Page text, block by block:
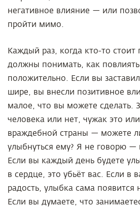
негативное влияние — или
пройти мимо.
Каждый раз, когда кто-то
должны понимать, как
положительно. Если вы
шире, вы внесли позитивное
малое, что вы можете сделать.
человека или нет, чужак это
враждебной страны — можете
улыбнуться ему? Я не говорю —
Если вы каждый день будете
в сердце, это убьёт вас. Если в
радость, улыбка сама
Если вы думаете, что